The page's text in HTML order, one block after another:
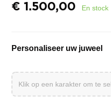
€ 1.500,00 En stock
Personaliseer uw juweel